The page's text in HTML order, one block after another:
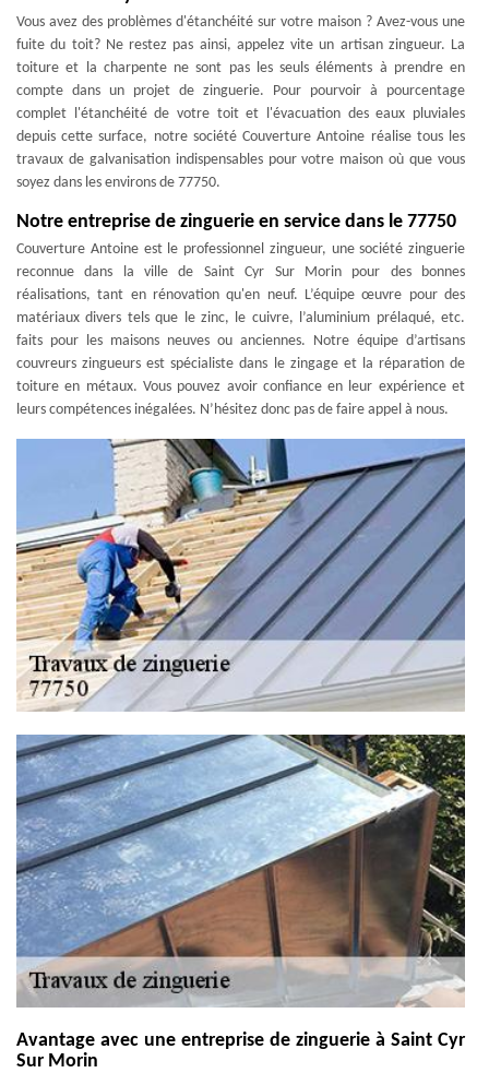
Vous avez des problèmes d'étanchéité sur votre maison ? Avez-vous une
fuite du toit? Ne restez pas ainsi, appelez vite un artisan zingueur. La
toiture et la charpente ne sont pas les seuls éléments à prendre en
compte dans un projet de zinguerie. Pour pourvoir à pourcentage
complet l'étanchéité de votre toit et l'évacuation des eaux pluviales
depuis cette surface, notre société Couverture Antoine réalise tous les
travaux de galvanisation indispensables pour votre maison où que vous
soyez dans les environs de 77750.
Notre entreprise de zinguerie en service dans le 77750
Couverture Antoine est le professionnel zingueur, une société zinguerie
reconnue dans la ville de Saint Cyr Sur Morin pour des bonnes
réalisations, tant en rénovation qu'en neuf. L’équipe œuvre pour des
matériaux divers tels que le zinc, le cuivre, l’aluminium prélaqué, etc.
faits pour les maisons neuves ou anciennes. Notre équipe d’artisans
couvreurs zingueurs est spécialiste dans le zingage et la réparation de
toiture en métaux. Vous pouvez avoir confiance en leur expérience et
leurs compétences inégalées. N’hésitez donc pas de faire appel à nous.
Avantage avec une entreprise de zinguerie à Saint Cyr
Sur Morin